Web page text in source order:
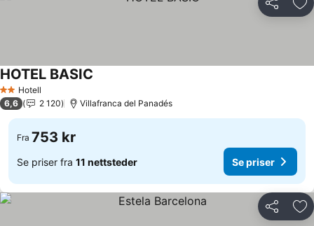
Del
2 Stjerner
Hotell
HOTEL BASIC
6,6 2 120 Villafranca del Panadés
Fra 753 kr
Se priser fra 11 nettsteder Se priser
Del